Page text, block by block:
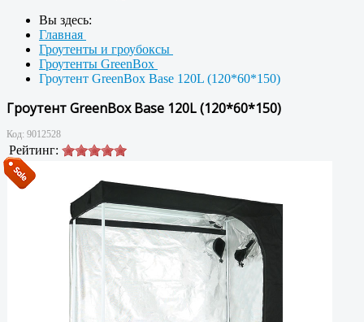
Вы здесь:
Главная
Гроутенты и гроубоксы
Гроутенты GreenBox
Гроутент GreenBox Base 120L (120*60*150)
Гроутент GreenBox Base 120L (120*60*150)
Код: 9012528
Рейтинг: